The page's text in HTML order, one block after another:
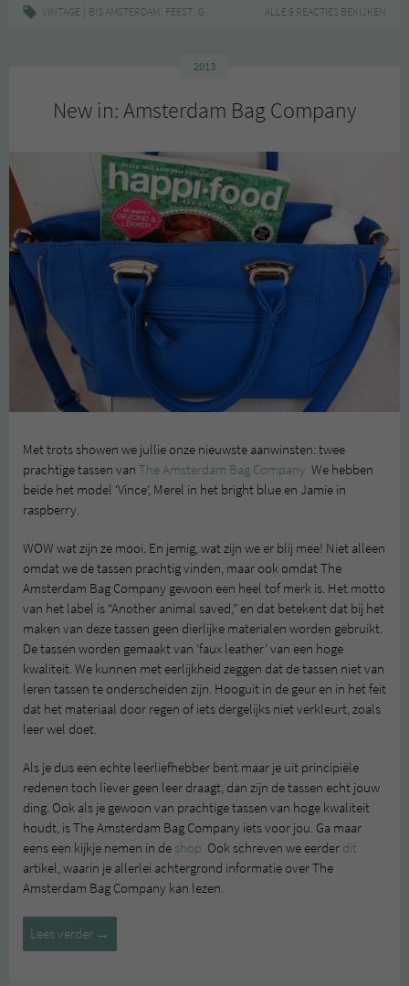
VINTAGE BIS AMSTERDAM, FEEST, GLITTER VINTAGE
ALLE 9 REACTIES BEKIJKEN
2013
New in: Amsterdam Bag Company
Met trots showen we jullie onze nieuwste aanwinsten: twee
prachtige tassen van The Amsterdam Bag Company. We hebben
beide het model ‘Vince’, Merel in het bright blue en Jamie in
raspberry.
WOW wat zijn ze mooi. En jemig, wat zijn we er blij mee! Niet alleen
omdat we de tassen prachtig vinden, maar ook omdat The
Amsterdam Bag Company gewoon een heel tof merk is. Het motto
van het label is “Another animal saved,” en dat betekent dat bij het
maken van deze tassen geen dierlijke materialen worden gebruikt.
De tassen worden gemaakt van ‘faux leather’ van een hoge
kwaliteit. We kunnen met eerlijkheid zeggen dat de tassen niet van
leren tassen te onderscheiden zijn. Hooguit in de geur en in het feit
dat het materiaal door regen of iets dergelijks niet verkleurt, zoals
leer wel doet.
Als je dus een echte leerliefhebber bent maar je uit principiële
redenen toch liever geen leer draagt, dan zijn de tassen echt jouw
ding. Ook als je gewoon van prachtige tassen van hoge kwaliteit
houdt, is The Amsterdam Bag Company iets voor jou. Ga maar
eens een kijkje nemen in de shop. Ook schreven we eerder dit
artikel, waarin je allerlei achtergrond informatie over The
Amsterdam Bag Company kan lezen.
Lees verder New
in:
→